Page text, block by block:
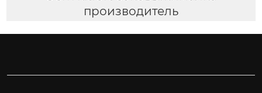
производитель